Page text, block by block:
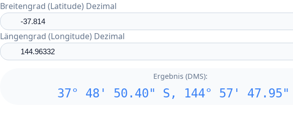
Breitengrad (Latitude) Dezimal
Längengrad (Longitude) Dezimal
Ergebnis (DMS):
37° 48' 50.40" S, 144° 57' 47.95"